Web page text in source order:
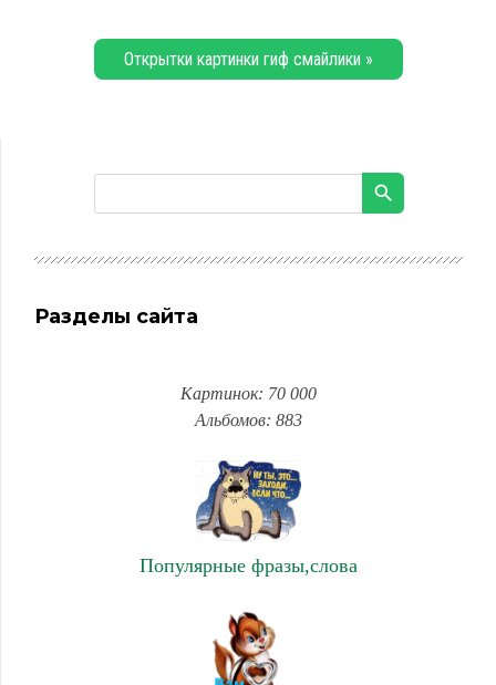
Открытки картинки гиф смайлики »
Разделы сайта
Картинок: 70 000
Альбомов: 883
Популярные фразы,слова